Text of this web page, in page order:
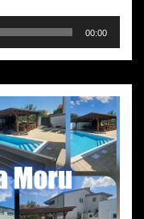
00:00